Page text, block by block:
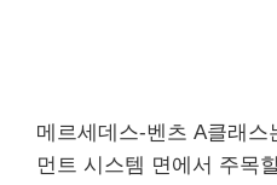
메르세데스-벤츠 A클래스
먼트 시스템 면에서 주목